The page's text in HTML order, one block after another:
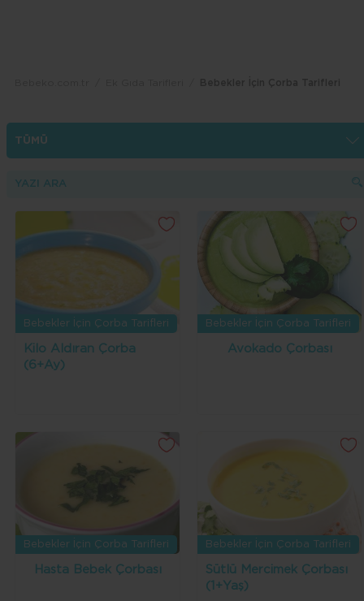
Bebekler İçin Çorba Tarifleri
Kilo Aldıran Çorba
(6+Ay)
Bebekler İçin Çorba Tarifleri
Avokado Çorbası
Bebekler İçin Çorba Tarifleri
Hasta Bebek Çorbası
Bebekler İçin Çorba Tarifleri
Sütlü Mercimek Çorbası
(1+Yaş)